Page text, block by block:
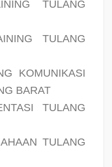
TULANG
TULANG
KOMUNIKASI
BARAT
TULANG
TULANG